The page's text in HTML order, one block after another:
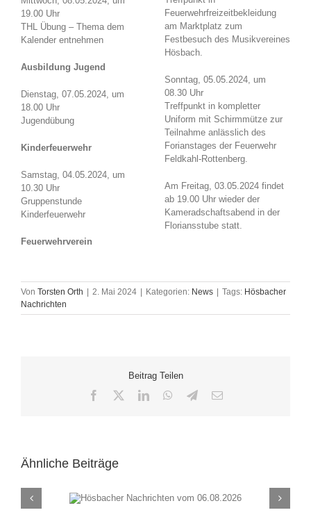
19.00 Uhr
THL Übung – Thema dem
Kalender entnehmen
Ausbildung Jugend
Dienstag, 07.05.2024, um
18.00 Uhr
Jugendübung
Kinderfeuerwehr
Samstag, 04.05.2024, um
10.30 Uhr
Gruppenstunde
Kinderfeuerwehr
Feuerwehrverein
Feuerwehrfreizeitbekleidung
am Marktplatz zum
Festbesuch des Musikvereines
Hösbach.
Sonntag, 05.05.2024, um
08.30 Uhr
Treffpunkt in kompletter
Uniform mit Schirmmütze zur
Teilnahme anlässlich des
Forianstages der Feuerwehr
Feldkahl-Rottenberg.
Am Freitag, 03.05.2024 findet
ab 19.00 Uhr wieder der
Kameradschaftsabend in der
Floriansstube statt.
Von Torsten Orth 2. Mai 2024 Kategorien: News Tags: Hösbacher
Nachrichten
Beitrag Teilen
Facebook LinkedInWhatsApp
Telegram
E-
Ähnliche Beiträge
vom
Hösbacher